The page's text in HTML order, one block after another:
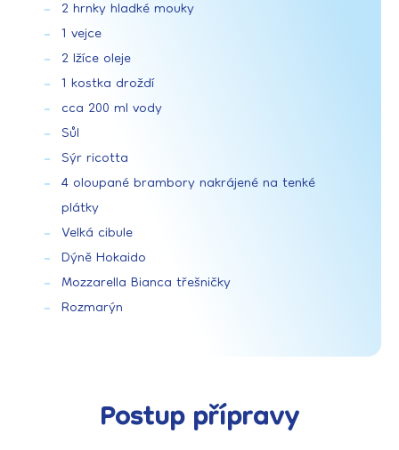
2 hrnky hladké mouky
1 vejce
2 lžíce oleje
1 kostka droždí
cca 200 ml vody
Sůl
Sýr ricotta
4 oloupané brambory nakrájené na tenké
plátky
Velká cibule
Dýně Hokaido
Mozzarella Bianca třešničky
Rozmarýn
Postup přípravy